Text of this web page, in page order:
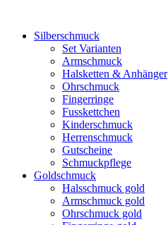
Silberschmuck
Set Varianten
Armschmuck
Halsketten & Anhänger
Ohrschmuck
Fingerringe
Fusskettchen
Kinderschmuck
Herrenschmuck
Gutscheine
Schmuckpflege
Goldschmuck
Halsschmuck gold
Armschmuck gold
Ohrschmuck gold